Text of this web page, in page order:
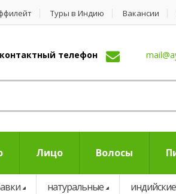
Туры в Индию Вакансии
контактный телефон
Лицо Волосы
натуральные индийские